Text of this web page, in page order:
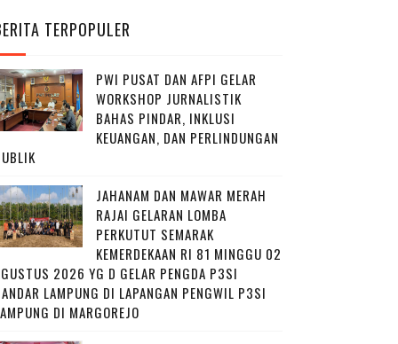
TERPOPULER
PWI PUSAT DAN AFPI GELAR
WORKSHOP JURNALISTIK
BAHAS PINDAR, INKLUSI
KEUANGAN, DAN PERLINDUNGAN
JAHANAM DAN MAWAR MERAH
RAJAI GELARAN LOMBA
PERKUTUT SEMARAK
KEMERDEKAAN RI 81 MINGGU 02
2026 YG D GELAR PENGDA P3SI
LAMPUNG DI LAPANGAN PENGWIL P3SI
DI MARGOREJO